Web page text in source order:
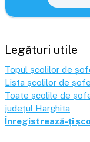
Legături utile
Topul școlilor de
Lista școlilor de
Toate școlile de
județul Harghita
Înregistrează-ți